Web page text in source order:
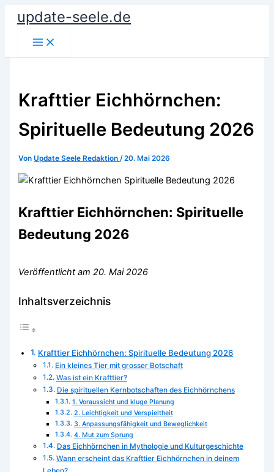
Zum
Inhalt
springen
update-seele.de
Krafttier Eichhörnchen:
Spirituelle Bedeutung 2026
VonUpdate Seele Redaktion/20. Mai 2026
Krafttier Eichhörnchen: Spirituelle
Bedeutung 2026
Veröffentlicht am 20. Mai 2026
Inhaltsverzeichnis
Krafttier Eichhörnchen: Spirituelle Bedeutung 2026
Ein kleines Tier mit grosser Botschaft
Was ist ein Krafttier?
Die spirituellen Kernbotschaften des Eichhörnchens
1. Voraussicht und kluge Planung
2. Leichtigkeit und Verspieltheit
3. Anpassungsfähigkeit und Beweglichkeit
4. Mut zum Sprung
Das Eichhörnchen in Mythologie und Kulturgeschichte
Wann erscheint das Krafttier Eichhörnchen in deinem